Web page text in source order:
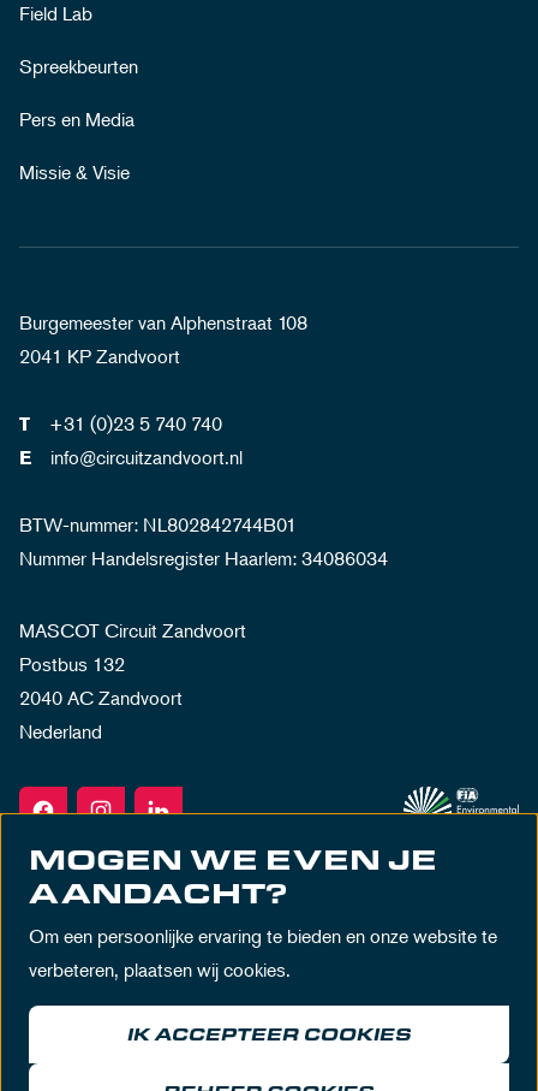
Field Lab
Spreekbeurten
Pers en Media
Missie & Visie
Burgemeester van Alphenstraat 108
2041 KP Zandvoort
T +31 (0)23 5 740 740
E info@circuitzandvoort.nl
BTW-nummer: NL802842744B01
Nummer Handelsregister Haarlem: 34086034
MASCOT Circuit Zandvoort
Postbus 132
2040 AC Zandvoort
Nederland
Algemene voorwaarden Privacy policy
Huisregels
MOGEN WE EVEN JE
AANDACHT?
Om een persoonlijke ervaring te bieden en onze website te
verbeteren, plaatsen wij cookies.
IK ACCEPTEER COOKIES